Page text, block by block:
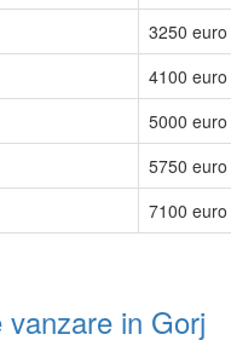
3250 euro
4100 euro
5000 euro
5750 euro
7100 euro
in Gorj